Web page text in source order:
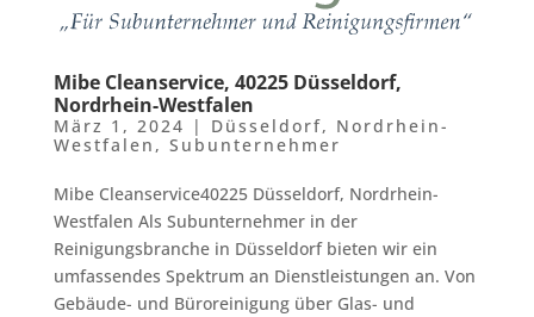
Mibe Cleanservice, 40225 Düsseldorf,
Nordrhein-Westfalen
März 1, 2024 | Düsseldorf, Nordrhein-
Westfalen , Subunternehmer
Mibe Cleanservice40225 Düsseldorf, Nordrhein-
Westfalen Als Subunternehmer in der
Reinigungsbranche in Düsseldorf bieten wir ein
umfassendes Spektrum an Dienstleistungen an. Von
Gebäude- und Büroreinigung über Glas- und